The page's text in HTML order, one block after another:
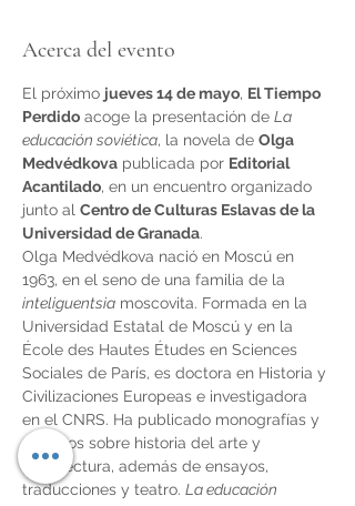
Acerca del evento
El próximo jueves 14 de mayo, El Tiempo
Perdido acoge la presentación de La
educación soviética, la novela de Olga
Medvédkova publicada por Editorial
Acantilado, en un encuentro organizado
junto al Centro de Culturas Eslavas de la
Universidad de Granada.
Olga Medvédkova nació en Moscú en
1963, en el seno de una familia de la
inteliguentsia moscovita. Formada en la
Universidad Estatal de Moscú y en la
École des Hautes Études en Sciences
Sociales de París, es doctora en Historia y
Civilizaciones Europeas e investigadora
en el CNRS. Ha publicado monografías y
artículos sobre historia del arte y
arquitectura, además de ensayos,
traducciones y teatro. La educación